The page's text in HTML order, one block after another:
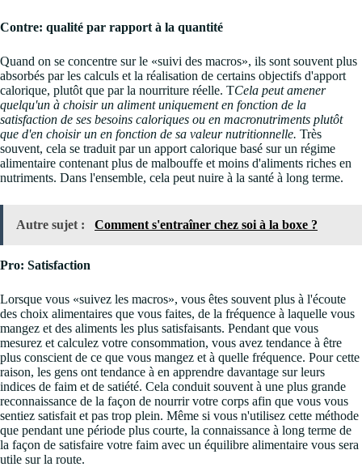
Contre: qualité par rapport à la quantité
Quand on se concentre sur le «suivi des macros», ils sont souvent plus
absorbés par les calculs et la réalisation de certains objectifs d'apport
calorique, plutôt que par la nourriture réelle. TCela peut amener
quelqu'un à choisir un aliment uniquement en fonction de la
satisfaction de ses besoins caloriques ou en macronutriments plutôt
que d'en choisir un en fonction de sa valeur nutritionnelle. Très
souvent, cela se traduit par un apport calorique basé sur un régime
alimentaire contenant plus de malbouffe et moins d'aliments riches en
nutriments. Dans l'ensemble, cela peut nuire à la santé à long terme.
Autre sujet : Comment s'entraîner chez soi à la boxe ?
Pro: Satisfaction
Lorsque vous «suivez les macros», vous êtes souvent plus à l'écoute
des choix alimentaires que vous faites, de la fréquence à laquelle vous
mangez et des aliments les plus satisfaisants. Pendant que vous
mesurez et calculez votre consommation, vous avez tendance à être
plus conscient de ce que vous mangez et à quelle fréquence. Pour cette
raison, les gens ont tendance à en apprendre davantage sur leurs
indices de faim et de satiété. Cela conduit souvent à une plus grande
reconnaissance de la façon de nourrir votre corps afin que vous vous
sentiez satisfait et pas trop plein. Même si vous n'utilisez cette méthode
que pendant une période plus courte, la connaissance à long terme de
la façon de satisfaire votre faim avec un équilibre alimentaire vous sera
utile sur la route.